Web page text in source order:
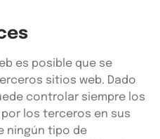
es posible que se
sitios web. Dado
controlar siempre los
los terceros en sus
ningún tipo de